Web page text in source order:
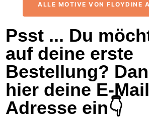
ALLE MOTIVE VON FLOYDINE
Psst ... Du
auf deine erste
Bestellung?
hier deine E-
Adresse ein👇